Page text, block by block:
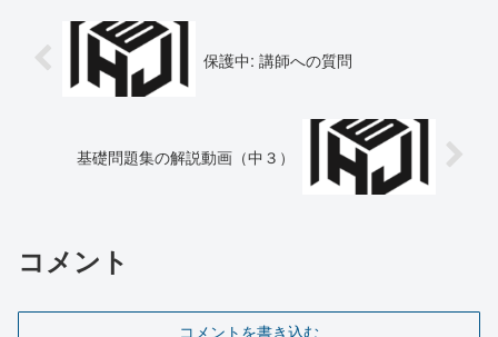
保護中: 講師への質問
基礎問題集の解説動画（中３）
コメント
コメントを書き込む